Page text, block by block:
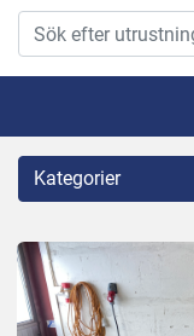
Kategorier